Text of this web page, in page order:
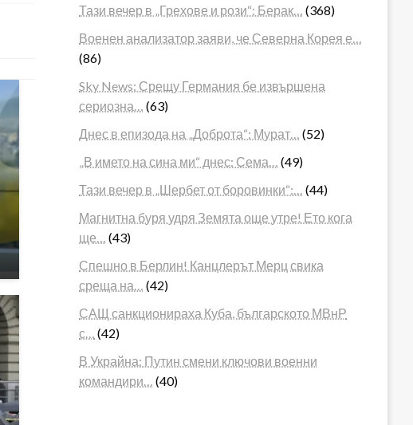
Тази вечер в „Грехове и рози“: Берак…
(368)
Военен анализатор заяви, че Северна Корея е…
(86)
Sky News: Срещу Германия бе извършена
сериозна…
(63)
Днес в епизода на „Доброта“: Мурат…
(52)
„В името на сина ми“ днес: Сема…
(49)
Тази вечер в „Шербет от боровинки“:…
(44)
Магнитна буря удря Земята още утре! Ето кога
ще…
(43)
Спешно в Берлин! Канцлерът Мерц свика
среща на…
(42)
САЩ санкционираха Куба, българското МВнР
с…
(42)
В Украйна: Путин смени ключови военни
командири…
(40)